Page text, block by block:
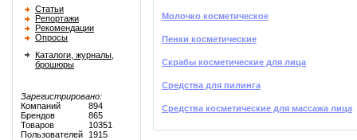
Статьи
Репортажи
Рекомендации
Опросы
Каталоги, журналы,
брошюры
Зарегистрировано:
Компаний
894
Брендов
865
Товаров
10351
Пользователей
1915
Молочко косметическое
Пенки косметические
Скрабы косметические для лица
Средства для пилинга
Средства косметические для массажа лица